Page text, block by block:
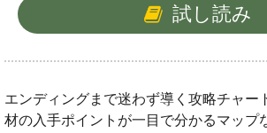
試し読み
エンディングまで迷わず導く攻略チャー
材の入手ポイントが一目で分かるマップ